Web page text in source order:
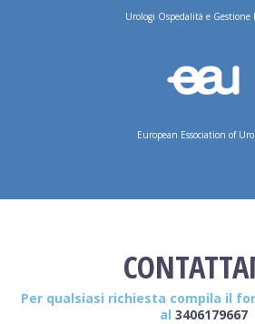
Urologi Ospedalità e Gestione
European Essociation of
Per qualsiasi richiesta compila il
al 3406179667